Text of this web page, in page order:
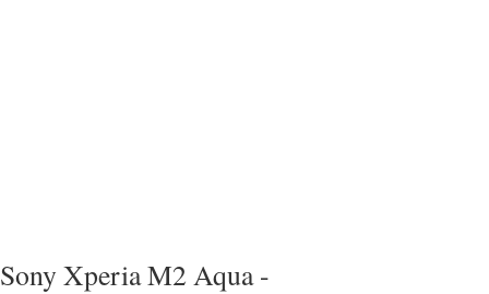
Sony Xperia M2 Aqua -